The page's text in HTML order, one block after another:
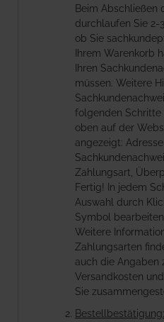
Beim Abschließen
durchlaufen Sie 2-
ob Sie
Ihrem Warenkorb
Ihren
müssen. Weitere
folgenden Schritte
oben auf der
angezeigt:
Zahlungsart,
Fertig! In jedem
Auswahl durch
Symbol
Weitere
Zahlungsarten
auch die Angaben
Versandkosten
Sie
Bestellbestätigung: